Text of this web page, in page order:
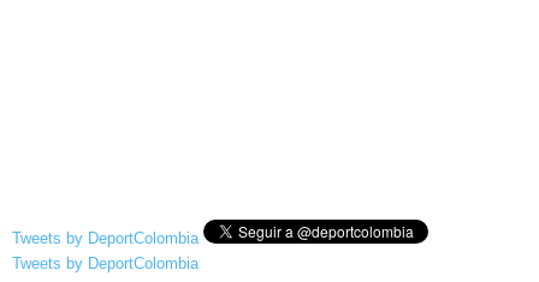
Tweets by DeportColombia
Tweets by DeportColombia